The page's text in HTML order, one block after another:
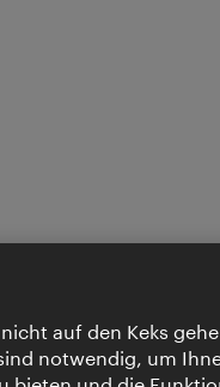
auf den Keks
notwendig, um